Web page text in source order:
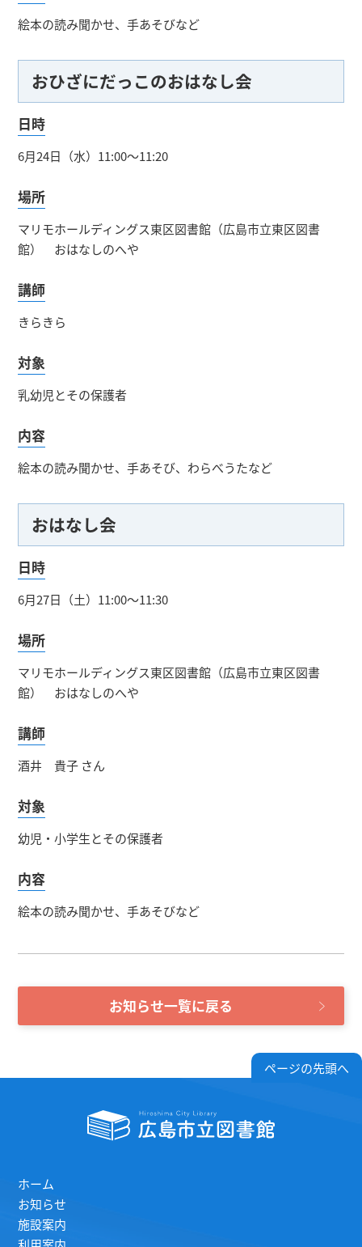
絵本の読み聞かせ、手あそびなど
おひざにだっこのおはなし会
日時
6月24日（水）11:00～11:20
場所
マリモホールディングス東区図書館（広島市立東区図書
館） おはなしのへや
講師
きらきら
対象
乳幼児とその保護者
内容
絵本の読み聞かせ、手あそび、わらべうたなど
おはなし会
日時
6月27日（土）11:00～11:30
場所
マリモホールディングス東区図書館（広島市立東区図書
館） おはなしのへや
講師
酒井 貴子 さん
対象
幼児・小学生とその保護者
内容
絵本の読み聞かせ、手あそびなど
お知らせ一覧に戻る
ページの先頭へ
ホーム
お知らせ
施設案内